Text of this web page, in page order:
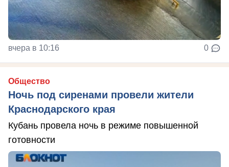
вчера в 10:16 0
Общество
Ночь под сиренами провели жители
Краснодарского края
Кубань провела ночь в режиме повышенной
готовности